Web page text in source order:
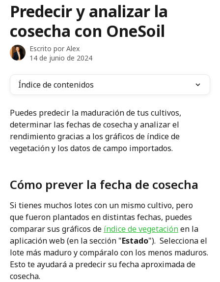
Predecir y analizar la
cosecha con OneSoil
Escrito por Alex
14 de junio de 2024
Índice de contenidos
Puedes predecir la maduración de tus cultivos,
determinar las fechas de cosecha y analizar el
rendimiento gracias a los gráficos de índice de
vegetación y los datos de campo importados.
Cómo prever la fecha de cosecha
Si tienes muchos lotes con un mismo cultivo, pero
que fueron plantados en distintas fechas, puedes
comparar sus gráficos de índice de vegetación en la
aplicación web (en la sección "Estado").  Selecciona el
lote más maduro y compáralo con los menos maduros.
Esto te ayudará a predecir su fecha aproximada de
cosecha.